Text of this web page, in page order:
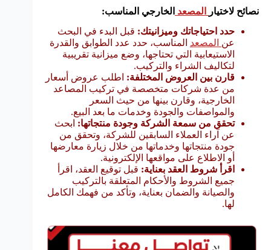
نصائح لاختيار المصعد الخارجي المناسب:
حدد احتياجاتك وميزانيتك: قبل البدء في البحث
عن المصعد المناسب، حدد عدد الطوابق والقدرة
الاستيعابية التي تحتاجها، وضع ميزانية تقريبية
لتكاليف الشراء والتركيب.
قارن بين العروض المختلفة: اطلب عروض أسعار
من عدة شركات متخصصة في تركيب المصاعد
الخارجية، وقارن بينها من حيث السعر
والمواصفات والجودة وخدمات ما بعد البيع.
تحقق من سمعة الشركة وجودة منتجاتها: ابحث
عن آراء العملاء السابقين للشركة، وتحقق من
جودة منتجاتها وخدماتها من خلال زيارة معارضها
أو الاطلاع على مواقعها الإلكترونية.
اقرأ شروط العقد بعناية: قبل توقيع العقد، اقرأ
جميع الشروط والأحكام المتعلقة بالتركيب
والصيانة والضمان بعناية، وتأكد من فهمك الكامل
لها.